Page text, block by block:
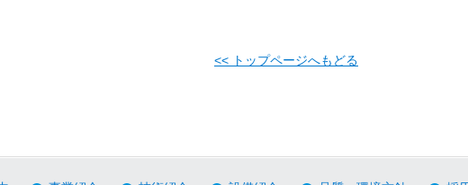
<< トップページへもどる